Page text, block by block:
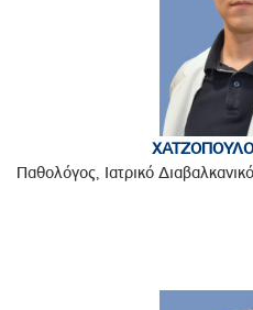
Παθολόγος, Ιατρικό